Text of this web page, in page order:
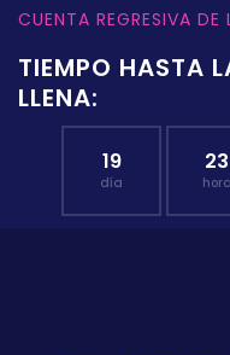
CUENTA REGRESIVA DE
TIEMPO HASTA
LLENA:
19
día
23
hora